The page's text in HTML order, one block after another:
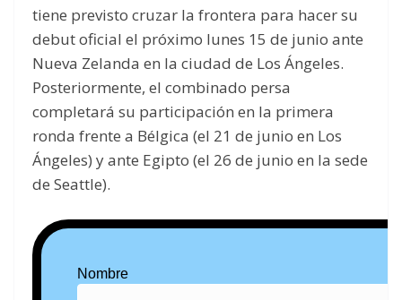
tiene previsto cruzar la frontera para hacer su
debut oficial el próximo lunes 15 de junio ante
Nueva Zelanda en la ciudad de Los Ángeles.
Posteriormente, el combinado persa
completará su participación en la primera
ronda frente a Bélgica (el 21 de junio en Los
Ángeles) y ante Egipto (el 26 de junio en la sede
de Seattle).
Nombre